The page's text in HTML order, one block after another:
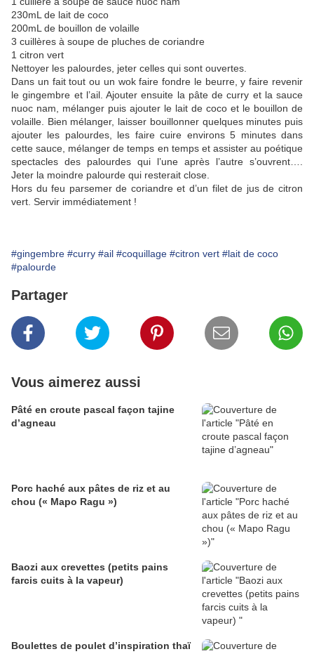
230mL de lait de coco
200mL de bouillon de volaille
3 cuillères à soupe de pluches de coriandre
1 citron vert
Nettoyer les palourdes, jeter celles qui sont ouvertes.
Dans un fait tout ou un wok faire fondre le beurre, y faire revenir
le gingembre et l’ail. Ajouter ensuite la pâte de curry et la sauce
nuoc nam, mélanger puis ajouter le lait de coco et le bouillon de
volaille. Bien mélanger, laisser bouillonner quelques minutes puis
ajouter les palourdes, les faire cuire environs 5 minutes dans
cette sauce, mélanger de temps en temps et assister au poétique
spectacles des palourdes qui l’une après l’autre s’ouvrent….
Jeter la moindre palourde qui resterait close.
Hors du feu parsemer de coriandre et d’un filet de jus de citron
vert. Servir immédiatement !
#gingembre #curry #ail #coquillage #citron vert #lait de coco
#palourde
Partager
Vous aimerez aussi
Pâté en croute pascal façon tajine
d’agneau
Porc haché aux pâtes de riz et au
chou (« Mapo Ragu »)
Baozi aux crevettes (petits pains
farcis cuits à la vapeur)
Boulettes de poulet d’inspiration thaï